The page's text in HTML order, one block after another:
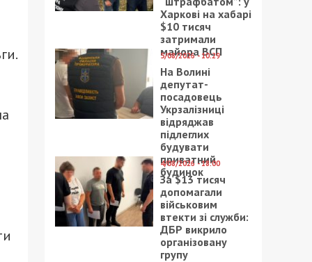
Харкові на хабарі
$10 тисяч
затримали
майора ВСП
5/08/2026 - 10:29
На Волині
депутат-
посадовець
Укрзалізниці
відряджав
підлеглих
будувати
приватний
будинок
4/08/2026 - 18:00
За $13 тисяч
допомагали
військовим
втекти зі служби:
ДБР викрило
організовану
групу